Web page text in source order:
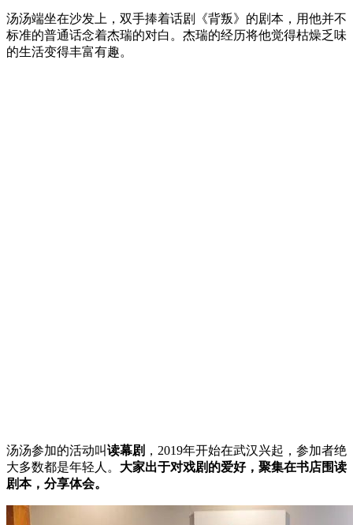
汤汤端坐在沙发上，双手捧着话剧《背叛》的剧本，用他并不
标准的普通话念着杰瑞的对白。杰瑞的经历将他觉得枯燥乏味
的生活变得丰富有趣。
汤汤参加的活动叫读幕剧 ，2019年开始在武汉兴起，参加者绝
大多数都是年轻人。 大家出于对戏剧的爱好，聚集在书店围读
剧本，分享体会。